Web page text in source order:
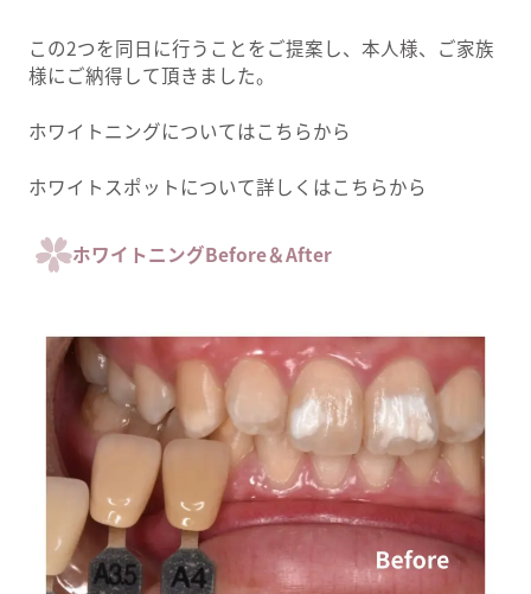
この2つを同日に行うことをご提案し、本人様、ご家族
様にご納得して頂きました。
ホワイトニングについてはこちらから
ホワイトスポットについて詳しくはこちらから
ホワイトニングBefore＆After